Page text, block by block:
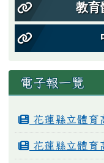
教育
電子報一覽
花蓮縣立體育
花蓮縣立體育